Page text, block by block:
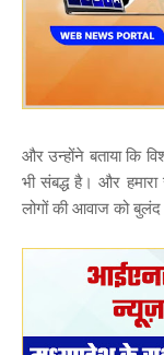
और उन्होंने बताया कि
भी संबद्ध है। और
लोगों की आवाज को